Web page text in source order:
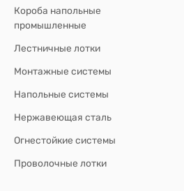
Короба напольные
промышленные
Лестничные лотки
Монтажные системы
Напольные системы
Нержавеющая сталь
Огнестойкие системы
Проволочные лотки